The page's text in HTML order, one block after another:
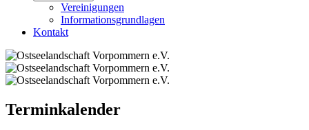
Vereinigungen
Informationsgrundlagen
Kontakt
Terminkalender